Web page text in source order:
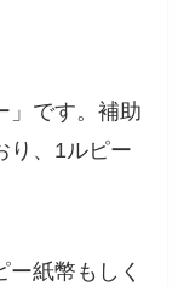
」です。補助
り、1ルピー
紙幣もしく